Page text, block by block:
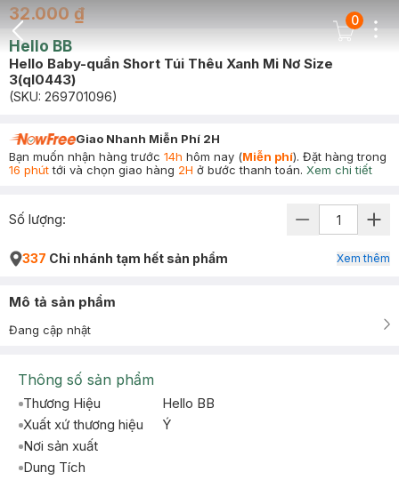
Back Icon
Cart Icon
0
32.000 ₫
Hello BB
Hello Baby-quần Short Túi Thêu Xanh Mi Nơ Size
3(ql0443)
(SKU: 269701096)
Giao Nhanh Miễn Phí 2H
Bạn muốn nhận hàng trước 14h hôm nay (Miễn phí). Đặt hàng trong
16 phúttới và chọn giao hàng 2H ở bước thanh toán. Xem chi tiết
Số lượng:
337 Chi nhánh tạm hết sản phẩm Xem thêm
Mô tả sản phẩm
Đang cập nhật
Thông số sản phẩm
Thương Hiệu
Hello BB
Xuất xứ thương hiệu
Ý
Nơi sản xuất
Dung Tích